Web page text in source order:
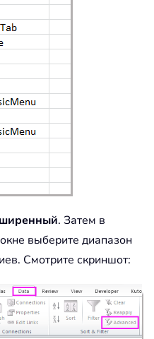
. Затем в
выберите диапазон
Смотрите скриншот: